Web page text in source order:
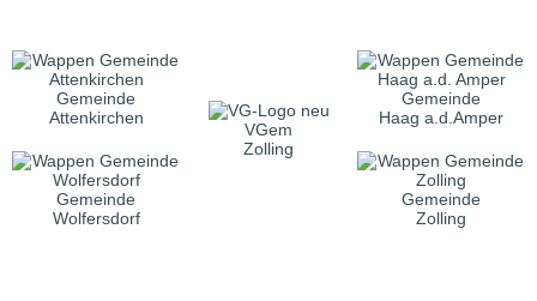
Gemeinde
Attenkirchen
VGem
Zolling
Gemeinde
Haag a.d.Amper
Gemeinde
Wolfersdorf
Gemeinde
Zolling